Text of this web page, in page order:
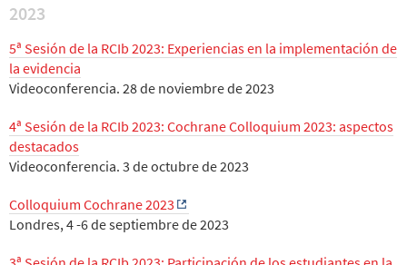
2023
5ª Sesión de la RCIb 2023: Experiencias en la implementación de
la evidencia
Videoconferencia. 28 de noviembre de 2023
4ª Sesión de la RCIb 2023: Cochrane Colloquium 2023: aspectos
destacados
Videoconferencia. 3 de octubre de 2023
Colloquium Cochrane 2023
Londres, 4 -6 de septiembre de 2023